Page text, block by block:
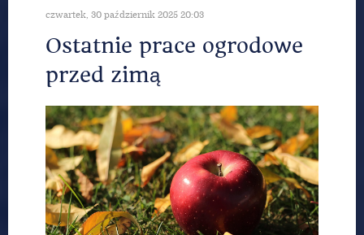
czwartek, 30 październik 2025 20:03
Ostatnie prace ogrodowe
przed zimą